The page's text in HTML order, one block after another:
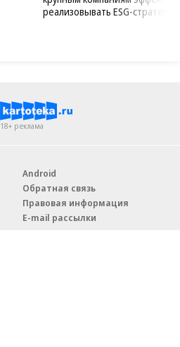
реализовывать ESG-стратегию
18+ реклама
Android
Обратная связь
Правовая информация
E-mail рассылки